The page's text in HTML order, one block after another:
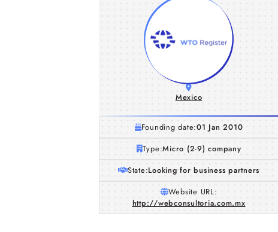
Mexico
Founding date:01 Jan 2010
Type:Micro (2-9) company
State:Looking for business partners
Website URL:
http://webconsultoria.com.mx